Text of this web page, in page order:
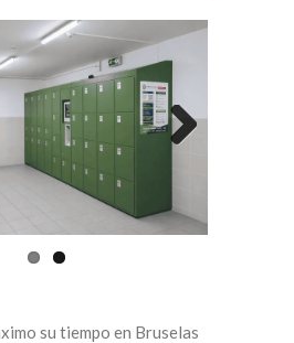
su tiempo en Bruselas